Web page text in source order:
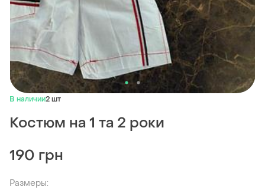
В наличии2 шт
Костюм на 1 та 2 роки
190 грн
Размеры: